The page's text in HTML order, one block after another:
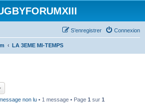
Connexion
S’enregistrer
LA 3EME MI-TEMPS
non lu• 1 message • Page 1 sur 1